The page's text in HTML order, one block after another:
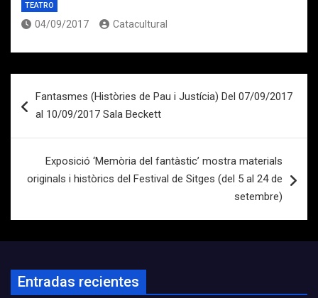
TEATRO
04/09/2017 Catacultural
de
Fantasmes (Històries de Pau i Justícia) Del 07/09/2017
al 10/09/2017 Sala Beckett
Exposició ‘Memòria del fantàstic’ mostra materials
originals i històrics del Festival de Sitges (del 5 al 24 de
setembre)
Entradas recientes